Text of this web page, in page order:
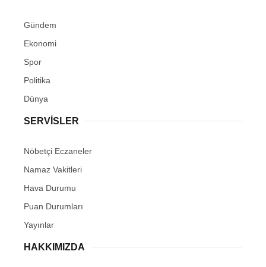
Gündem
Ekonomi
Spor
Politika
Dünya
SERVİSLER
Nöbetçi Eczaneler
Namaz Vakitleri
Hava Durumu
Puan Durumları
Yayınlar
HAKKIMIZDA